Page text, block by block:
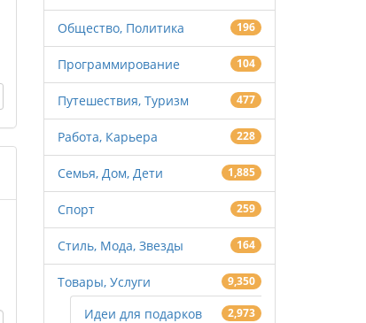
Общество, Политика 196
Программирование 104
Путешествия, Туризм 477
Работа, Карьера 228
Семья, Дом, Дети 1,885
Спорт 259
Стиль, Мода, Звезды 164
Товары, Услуги 9,350
Идеи для подарков 2,973